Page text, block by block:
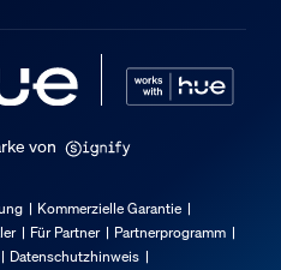
Schalter
von
Kommerzielle Garantie
Für Partner
Partnerprogramm
Datenschutzhinweis